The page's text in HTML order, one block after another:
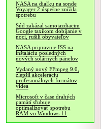
NASA na diaľku na sonde
Voyager 2 úspešne znížila
spotrebu
Súd zakázal samojazdiacim
Google taxíkom dobíjanie v
noci, rušili obyvateľov
NASA pripravuje ISS na
inštaláciu posledných
nových solárnych panelov
Vydaný nový FFmpeg 9.0,
zlepšil akceleráciu
profesionálnych formátov
videa
Microsoft v čase drahých
pamätí sľubuje
optimalizovať spotrebu
RAM vo Windows 11